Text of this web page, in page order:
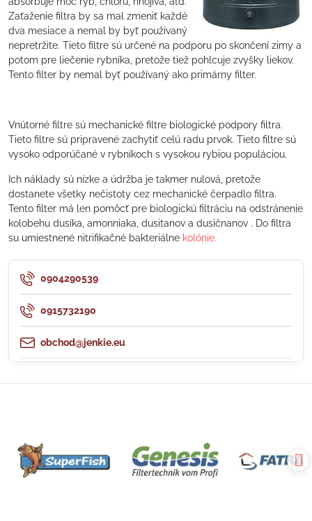
Zaťaženie filtra by sa mal zmeniť každé
dva mesiace a nemal by byť používaný
nepretržite. Tieto filtre sú určené na podporu po skončení zimy a
potom pre liečenie rybníka, pretože tiež pohlcuje zvyšky liekov.
Tento filter by nemal byť používaný ako primárny filter.
Vnútorné filtre sú mechanické filtre biologické podpory filtra.
Tieto filtre sú pripravené zachytiť celú radu prvok. Tieto filtre sú
vysoko odporúčané v rybníkoch s vysokou rybiou populáciou.
Ich náklady sú nízke a údržba je takmer nulová, pretože
dostanete všetky nečistoty cez mechanické čerpadlo filtra.
Tento filter má len pomôcť pre biologickú filtráciu na odstránenie
kolobehu dusíka, amonniaka, dusitanov a dusičnanov . Do filtra
su umiestnené nitrifikačné bakteriálne kolónie.
0904290539
0915732190
obchod@jenkie.eu